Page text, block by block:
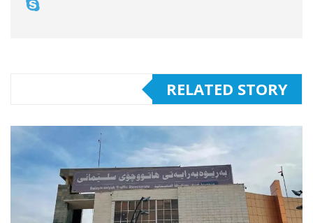
RELATED STORY